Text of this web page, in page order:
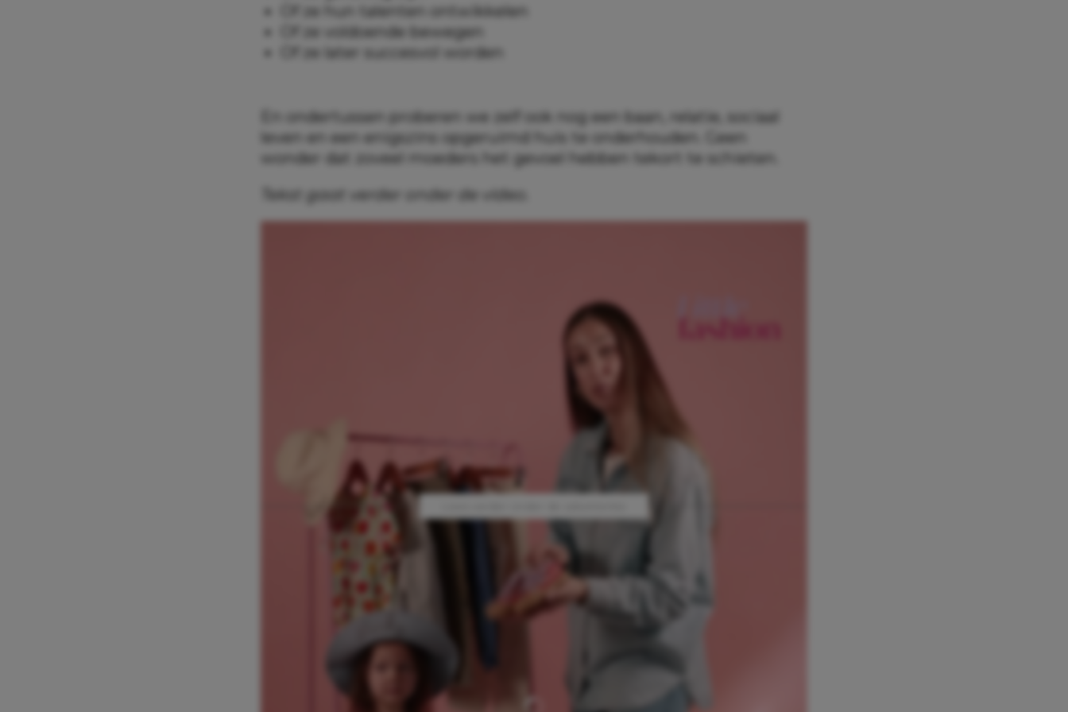
Of ze hun talenten ontwikkelen
Of ze voldoende bewegen
Of ze later succesvol worden
En ondertussen proberen we zelf ook nog een baan, relatie, sociaal
leven en een enigszins opgeruimd huis te onderhouden. Geen
wonder dat zoveel moeders het gevoel hebben tekort te schieten.
Tekst gaat verder onder de video.
opvoeding dan vroeger. We begrijpen beter hoe kinderen zich
ontwikkelen en hoe belangrijk een veilige hechting is. Dat is
natuurlijk positief. Alleen zit er ook een keerzijde aan.
Veel ouders hebben onbewust het idee gekregen dat ze
verantwoordelijk zijn voor élke uitkomst in het leven van hun kind.
Heeft je kind een moeilijke dag op school? Jouw schuld. Verveelt je
kind zich? Moet jij iets verzinnen. Heeft je kind ruzie met een
vriendje? Tijd voor een uitgebreide coachingsessie.